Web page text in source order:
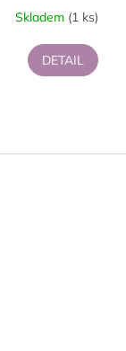
Skladem (1 ks)
DETAIL